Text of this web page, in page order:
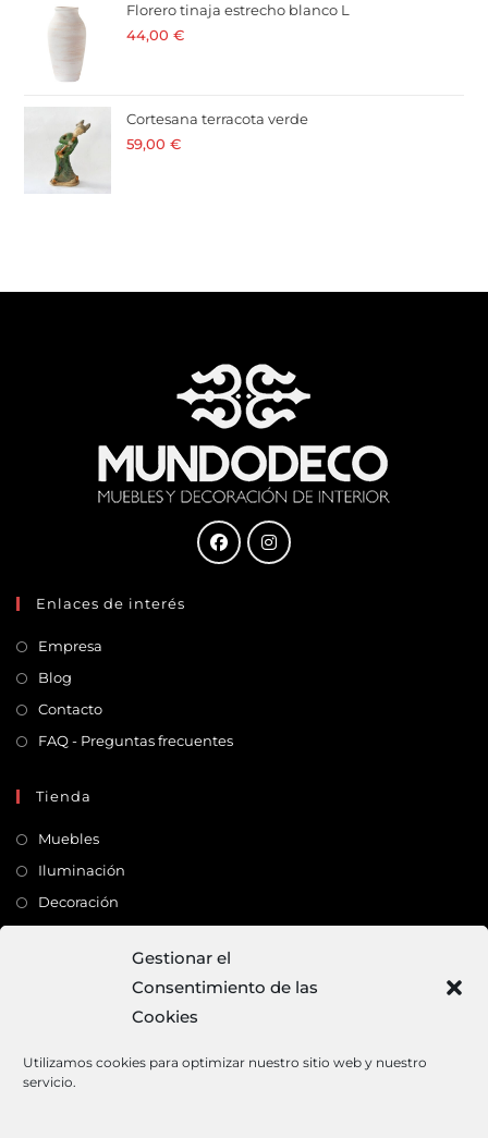
Gestionar el
Consentimiento de las
Cookies
Utilizamos cookies para optimizar nuestro sitio web y nuestro
servicio.
Florero tinaja estrecho blanco L
44,00€
Cortesana terracota verde
59,00€
Enlaces de interés
Empresa
Blog
Contacto
FAQ - Preguntas frecuentes
Tienda
Muebles
Iluminación
Decoración
Tlf: 682 363 503
Email: mundodeco@mundodeco.com